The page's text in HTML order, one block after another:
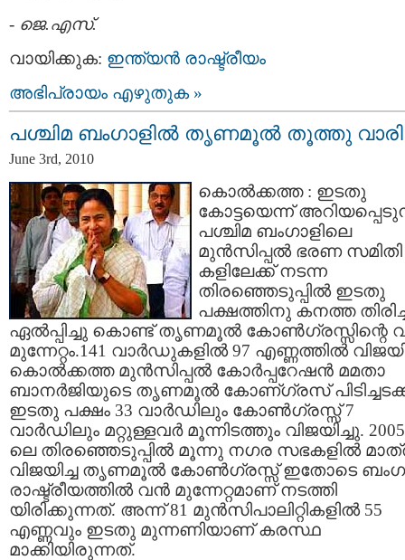
- ജെ.എസ്.
വായിക്കുക: ഇന്ത്യന്‍ രാഷ്ട്രീയം
അഭിപ്രായം എഴുതുക »
പശ്ചിമ ബംഗാളില്‍ തൃണമൂല്‍ തൂത്തു വാരി
June 3rd, 2010
കൊല്‍ക്കത്ത : ഇടതു
കോട്ടയെന്ന്
പശ്ചിമ ബംഗാളിലെ
മുന്‍സിപ്പല്‍ ഭരണ സമിതി
കളിലേക്ക് നടന്ന
തിരഞ്ഞെടുപ്പില്‍ ഇടതു
പക്ഷത്തിനു കനത്ത
ഏല്‍‌പ്പിച്ചു കൊണ്ട് തൃണമൂല്‍ കോണ്‍ഗ്രസ്സിന്റെ
മുന്നേറ്റം.141 വാര്‍ഡുകളില്‍ 97 എണ്ണത്തില്‍
കൊല്‍ക്കത്ത മുന്‍സിപ്പല്‍ കോര്‍പ്പറേഷന്‍ മമതാ
ബാനര്‍ജിയുടെ തൃണമൂല്‍ കോണ്ഗ്രസ്
ഇടതു പക്ഷം 33 വാര്‍ഡിലും കോണ്‍ഗ്രസ്സ് 7
വാര്‍ഡിലും മറ്റുള്ളവര്‍ മൂന്നിടത്തും വിജയിച്ചു.
ലെ തിരഞ്ഞെടുപ്പില്‍ മൂന്നു നഗര സഭകളില്‍
വിജയിച്ച തൃണമൂല്‍ കോണ്‍ഗ്രസ്സ് ഇതോടെ
രാഷ്ട്രീയത്തില്‍ വന്‍ മുന്നേറ്റമാണ് നടത്തി
യിരിക്കുന്നത്. അന്ന് 81 മുന്‍സിപാലിറ്റികളില്‍ 55
എണ്ണവും ഇടതു മുന്നണിയാണ് കരസ്ഥ
മാക്കിയിരുന്നത്.